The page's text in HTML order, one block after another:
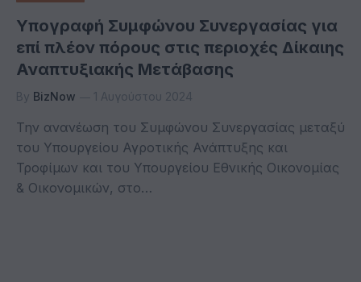
Υπογραφή Συμφώνου Συνεργασίας για
επί πλέον πόρους στις περιοχές Δίκαιης
Αναπτυξιακής Μετάβασης
By BizNow 1 Αυγούστου 2024
Την ανανέωση του Συμφώνου Συνεργασίας μεταξύ
του Υπουργείου Αγροτικής Ανάπτυξης και
Τροφίμων και του Υπουργείου Εθνικής Οικονομίας
& Οικονομικών, στο…